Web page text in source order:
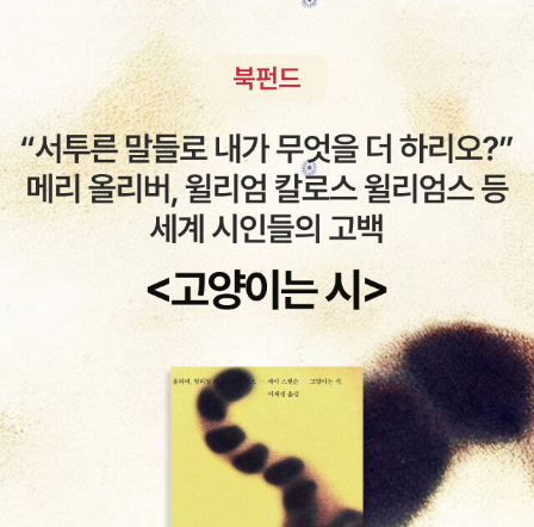
출간돼 있는 모든 문학이론입문서들을 최소한 두 번, 많게는 네댓 번
씩 읽었다). 호이의 책은 '해석학'을 카바하는 기본 연장이었다. 그의
나머지 책 두 권?하나는 저작이 아니라 그가 편집한 책 <푸코: 비판
적 독해>(1986)인데, 분량은 두껍지 않지만 쟁쟁한 논자들의 푸코
론을 편집한 책이고 호이는 그 서문과 함께 '푸코와 프랑크푸르트학
파'를 다룬 논문을 썼다. 푸코가 한창 유행하던 시절에 대학가 서점들
에서 흔하게 볼 수 있었던 책이다. 나도 그때 구입했었고. 그리고 다
른 한권은 하버마스 전문가인 토마스 맥카시와 공저한 <비판이론>(1
994). 이미지의 사이즈가 들쭉날쭉이군. 여하튼 리처드 로티의 서평
을 잠시 인용하면 이렇다: “The two authors disagree strongly
about important philosophical issues, but each takes the o
ther's position and arguments seriously. The book as a wh
ole helps greatly in clarifying what is at stake in discussions
of universalism versus historicism. The level of debate is a
s high as might have been expected from two of America's
best expositors and interpreters of recent European philos